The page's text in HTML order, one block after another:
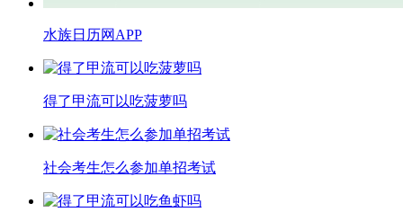
水族日历网APP
得了甲流可以吃菠萝吗
​社会考生怎么参加单招考试